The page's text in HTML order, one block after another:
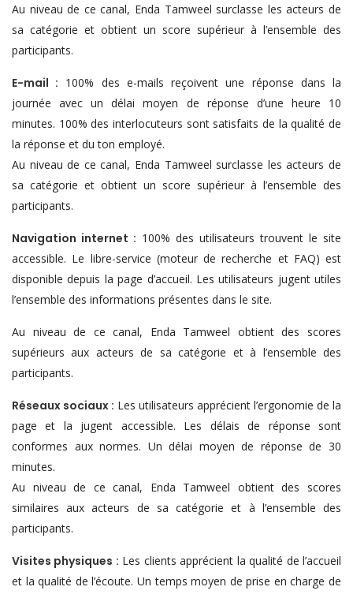
Au niveau de ce canal, Enda Tamweel surclasse les acteurs de
sa catégorie et obtient un score supérieur à l’ensemble des
participants.
E-mail : 100% des e-mails reçoivent une réponse dans la
journée avec un délai moyen de réponse d’une heure 10
minutes. 100% des interlocuteurs sont satisfaits de la qualité de
la réponse et du ton employé.
Au niveau de ce canal, Enda Tamweel surclasse les acteurs de
sa catégorie et obtient un score supérieur à l’ensemble des
participants.
Navigation internet : 100% des utilisateurs trouvent le site
accessible. Le libre-service (moteur de recherche et FAQ) est
disponible depuis la page d’accueil. Les utilisateurs jugent utiles
l’ensemble des informations présentes dans le site.
Au niveau de ce canal, Enda Tamweel obtient des scores
supérieurs aux acteurs de sa catégorie et à l’ensemble des
participants.
Réseaux sociaux : Les utilisateurs apprécient l’ergonomie de la
page et la jugent accessible. Les délais de réponse sont
conformes aux normes. Un délai moyen de réponse de 30
minutes.
Au niveau de ce canal, Enda Tamweel obtient des scores
similaires aux acteurs de sa catégorie et à l’ensemble des
participants.
Visites physiques : Les clients apprécient la qualité de l’accueil
et la qualité de l’écoute. Un temps moyen de prise en charge de